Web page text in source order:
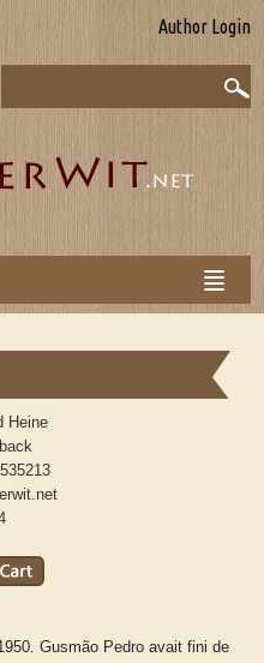
Author Login
Heine
Gusmão Pedro avait fini de